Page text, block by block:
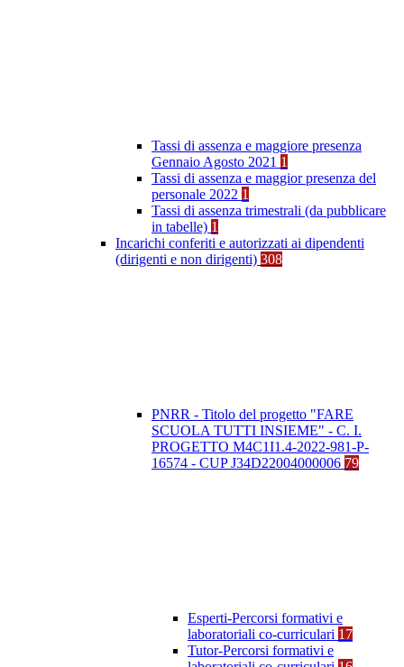
Tassi di assenza e maggiore presenza
Gennaio Agosto 2021 1
Tassi di assenza e maggior presenza del
personale 2022 1
Tassi di assenza trimestrali (da pubblicare
in tabelle) 1
Incarichi conferiti e autorizzati ai dipendenti
(dirigenti e non dirigenti) 308
PNRR - Titolo del progetto "FARE
SCUOLA TUTTI INSIEME" - C. I.
PROGETTO M4C1I1.4-2022-981-P-
16574 - CUP J34D22004000006 79
Esperti-Percorsi formativi e
laboratoriali co-curriculari 17
Tutor-Percorsi formativi e